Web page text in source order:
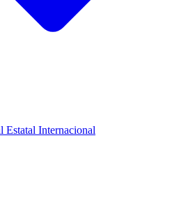
Estatal Internacional